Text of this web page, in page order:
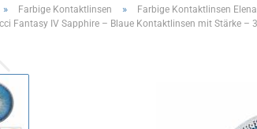
» Farbige Kontaktlinsen » Farbige Kontaktlinsen
Fantasy IV Sapphire – Blaue Kontaktlinsen mit Stärke –